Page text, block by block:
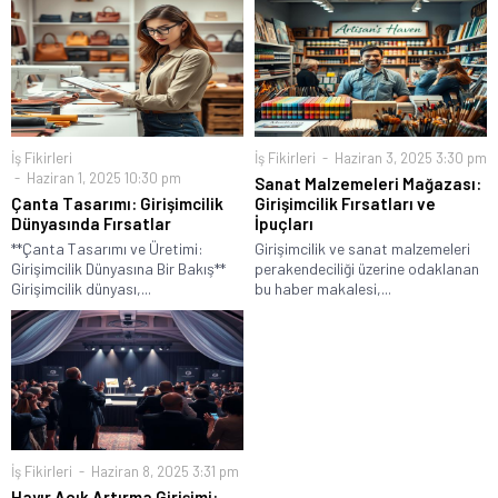
İş Fikirleri
Haziran 1, 2025 10:30 pm
Çanta Tasarımı: Girişimcilik
Dünyasında Fırsatlar
**Çanta Tasarımı ve Üretimi:
Girişimcilik Dünyasına Bir Bakış**
Girişimcilik dünyası,...
İş Fikirleri Haziran 3, 2025 3:30 pm
Sanat Malzemeleri Mağazası:
Girişimcilik Fırsatları ve
İpuçları
Girişimcilik ve sanat malzemeleri
perakendeciliği üzerine odaklanan
bu haber makalesi,...
İş Fikirleri Haziran 8, 2025 3:31 pm